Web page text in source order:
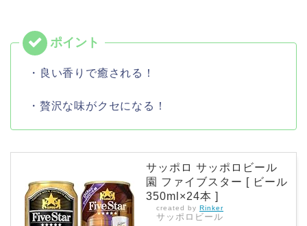
・良い香りで癒される！
・贅沢な味がクセになる！
サッポロ サッポロビール
園 ファイブスター [ ビール
350ml×24本 ]
created by Rinker
サッポロビール